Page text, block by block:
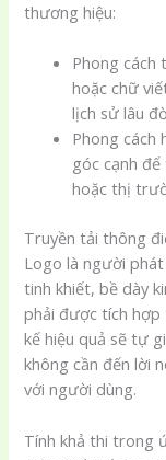
thương hiệu:
Phong
hoặc chữ
lịch sử lâu
Phong cách
góc cạnh
hoặc thị
Truyền tải thông
Logo là người
tinh khiết, bề dày
phải được tích
kế hiệu quả sẽ tự
không cần đến lời
với người dùng.
Tính khả thi trong